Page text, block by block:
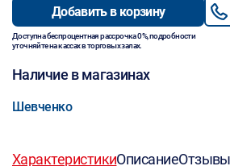
Добавить в корзину
Доступна беспроцентная рассрочка 0%, подробности
уточняйте на кассах в торговых залах.
Наличие в магазинах
Шевченко
ХарактеристикиОписаниеОтзывы